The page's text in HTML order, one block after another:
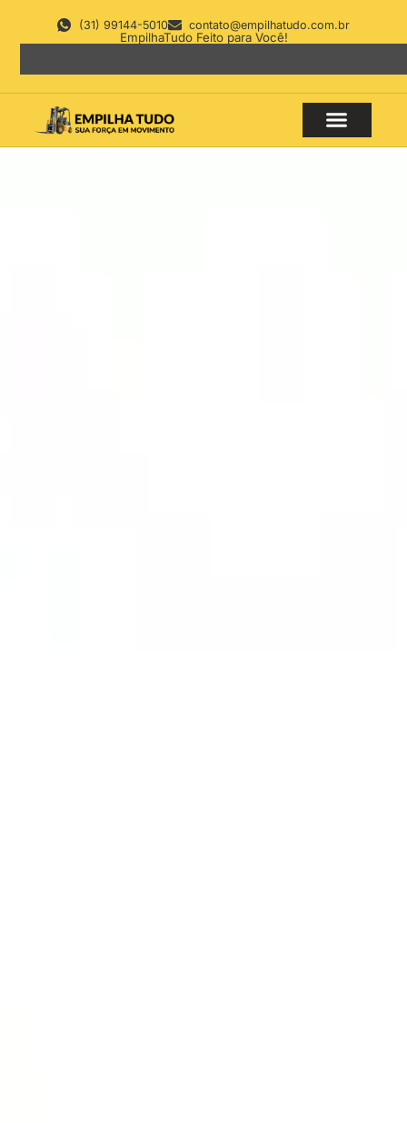
(31) 99144-5010 contato@empilhatudo.com.br
EmpilhaTudo Feito para Você!